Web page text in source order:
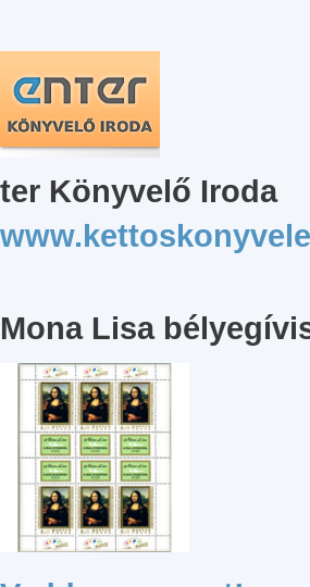
ter Könyvelő Iroda
Mona Lisa